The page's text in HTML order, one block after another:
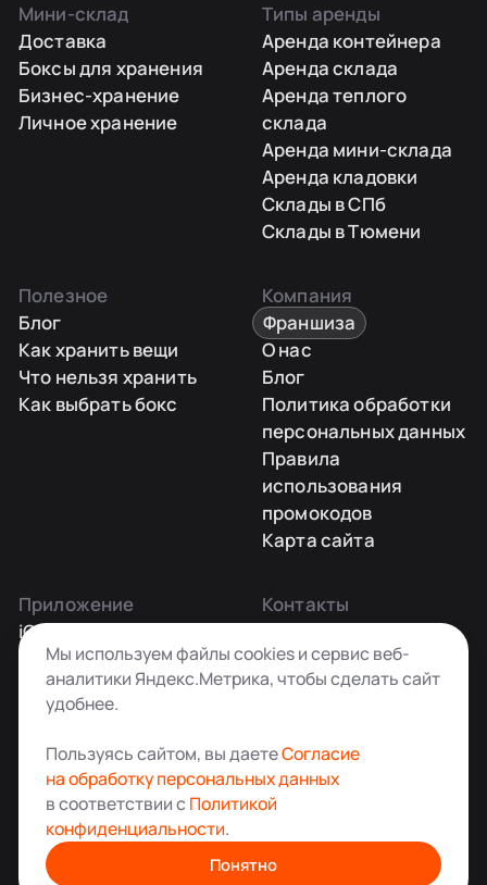
Мини-склад
Доставка
Боксы для хранения
Бизнес-хранение
Личное хранение
Типы аренды
Аренда контейнера
Аренда склада
Аренда теплого
склада
Аренда мини-склада
Аренда кладовки
Склады в СПб
Склады в Тюмени
Полезное
Блог
Как хранить вещи
Что нельзя хранить
Как выбрать бокс
Компания
Франшиза
О нас
Блог
Политика обработки
персональных данных
Правила
использования
промокодов
Карта сайта
Приложение
iOS
Android
Контакты
Заказать звонок
+7 495 181-55-45
info@kladovkin.ru
Аренда склада для хранения вещей в Москве
© ООО «Кладовкин» 2026. Все права защищены
Мы используем файлы cookies и сервис веб-
аналитики Яндекс.Метрика, чтобы сделать сайт
удобнее.
Пользуясь сайтом, вы даетеСогласие
на обработку персональных данных
в соответствии с Политикой
конфиденциальности.
Понятно